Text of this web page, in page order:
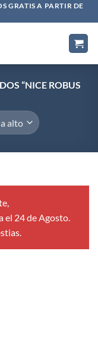
GRATIS A PARTIR DE
“NICE ROBUS
el 24 de Agosto.